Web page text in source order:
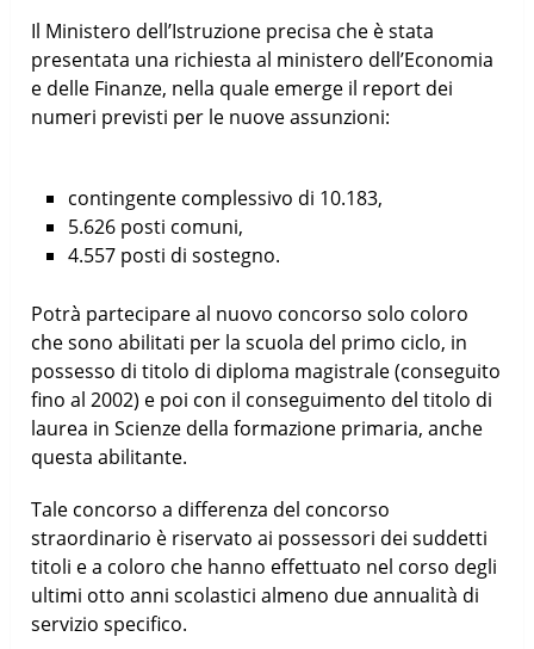
Il Ministero dell’Istruzione precisa che è stata
presentata una richiesta al ministero dell’Economia
e delle Finanze, nella quale emerge il report dei
numeri previsti per le nuove assunzioni:
contingente complessivo di 10.183,
5.626 posti comuni,
4.557 posti di sostegno.
Potrà partecipare al nuovo concorso solo coloro
che sono abilitati per la scuola del primo ciclo, in
possesso di titolo di diploma magistrale (conseguito
fino al 2002) e poi con il conseguimento del titolo di
laurea in Scienze della formazione primaria, anche
questa abilitante.
Tale concorso a differenza del concorso
straordinario è riservato ai possessori dei suddetti
titoli e a coloro che hanno effettuato nel corso degli
ultimi otto anni scolastici almeno due annualità di
servizio specifico.